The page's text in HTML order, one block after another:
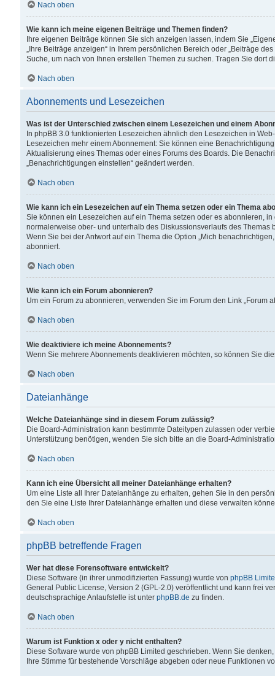
Nach oben
Wie kann ich meine eigenen Beiträge und Themen finden?
Ihre eigenen Beiträge können Sie sich anzeigen lassen, indem Sie
„Ihre Beiträge anzeigen“ in Ihrem persönlichen Bereich oder „Beiträge
Suche, um nach von Ihnen erstellen Themen zu suchen. Tragen Sie dort
Nach oben
Abonnements und Lesezeichen
Was ist der Unterschied zwischen einem Lesezeichen und einem
In phpBB 3.0 funktionierten Lesezeichen ähnlich den Lesezeichen in
Lesezeichen mehr einem Abonnement: Sie können eine
Aktualisierung eines Themas oder eines Forums des Boards. Die
„Benachrichtigungen einstellen“ geändert werden.
Nach oben
Wie kann ich ein Lesezeichen auf ein Thema setzen oder ein Thema
Sie können ein Lesezeichen auf ein Thema setzen oder es abonnieren,
normalerweise ober- und unterhalb des Diskussionsverlaufs des Themas
Wenn Sie bei der Antwort auf ein Thema die Option „Mich
abonniert.
Nach oben
Wie kann ich ein Forum abonnieren?
Um ein Forum zu abonnieren, verwenden Sie im Forum den Link „Forum
Nach oben
Wie deaktiviere ich meine Abonnements?
Wenn Sie mehrere Abonnements deaktivieren möchten, so können Sie
Nach oben
Dateianhänge
Welche Dateianhänge sind in diesem Forum zulässig?
Die Board-Administration kann bestimmte Dateitypen zulassen oder
Unterstützung benötigen, wenden Sie sich bitte an die Board-
Nach oben
Kann ich eine Übersicht all meiner Dateianhänge erhalten?
Um eine Liste all Ihrer Dateianhänge zu erhalten, gehen Sie in den
den Sie eine Liste Ihrer Dateianhänge erhalten und diese verwalten
Nach oben
phpBB betreffende Fragen
Wer hat diese Forensoftware entwickelt?
Diese Software (in ihrer unmodifizierten Fassung) wurde von phpBB
General Public License, Version 2 (GPL-2.0) veröffentlicht und kann frei
deutschsprachige Anlaufstelle ist unter phpBB.de zu finden.
Nach oben
Warum ist Funktion x oder y nicht enthalten?
Diese Software wurde von phpBB Limited geschrieben. Wenn Sie
Ihre Stimme für bestehende Vorschläge abgeben oder neue Funktionen